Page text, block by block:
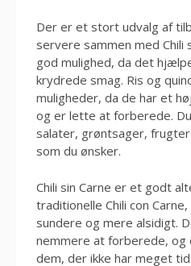
Der er et stort udvalg af
servere sammen med Chili
god mulighed, da det
krydrede smag. Ris og
muligheder, da de har et
og er lette at forberede.
salater, grøntsager,
som du ønsker.
Chili sin Carne er et godt
traditionelle Chili con
sundere og mere alsidigt.
nemmere at forberede,
dem, der ikke har meget